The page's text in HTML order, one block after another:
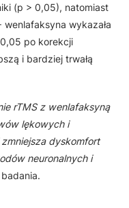
(p > 0,05), natomiast
wykazała
po korekcji
i bardziej trwałą
rTMS z wenlafaksyną
lękowych i
dyskomfort
neuronalnych i